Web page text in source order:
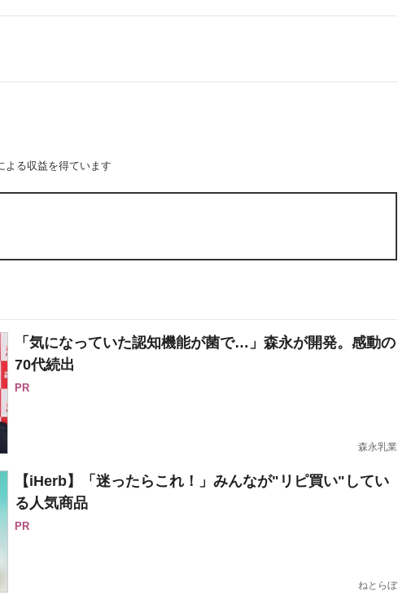
る収益を得ています
「気になっていた認知機能が菌で…」森永が開発。感動の
70代続出
PR
森永乳業
【iHerb】「迷ったらこれ！」みんなが"リピ買い"してい
る人気商品
PR
ねとらぼ